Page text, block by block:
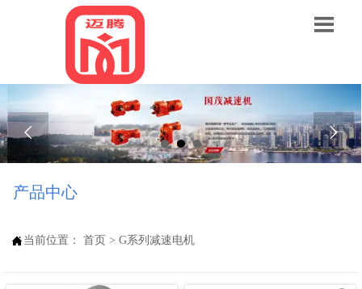

 
产品中心
 当前位置： 首页 > G系列减速电机